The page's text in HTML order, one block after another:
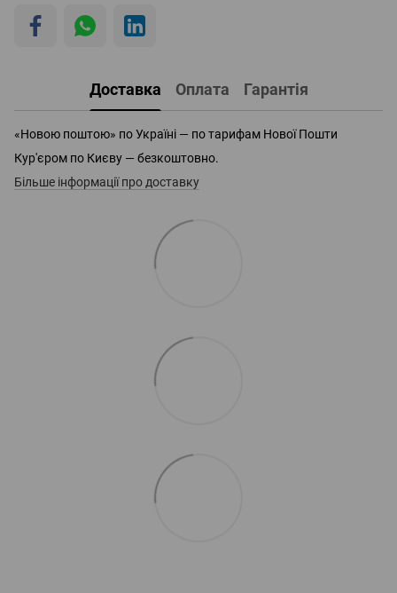
Доставка Оплата Гарантія
«Новою поштою» по Україні — по тарифам Нової Пошти
Кур'єром по Києву — безкоштовно.
Більше інформації про доставку